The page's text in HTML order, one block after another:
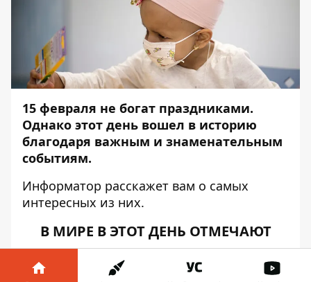
15 февраля не богат праздниками.
Однако этот день вошел в историю
благодаря важным и знаменательным
событиям.
Информатор расскажет вам о самых
интересных из них.
В МИРЕ В ЭТОТ ДЕНЬ ОТМЕЧАЮТ
Всемирный день детей, больных
раком.
Эта дата впервые появилась в